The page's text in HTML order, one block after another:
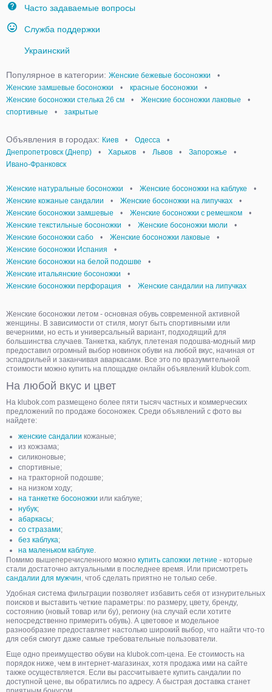
Часто задаваемые вопросы
Служба поддержки
Украинский
Популярное в категории: Женские бежевые босоножки
•
Женские замшевые босоножки
• красные босоножки
•
Женские босоножки стелька 26 см
• Женские босоножки лаковые
•
спортивные
• закрытые
Объявления в городах: Киев • Одесса
•
Днепропетровск (Днепр)
• Харьков • Львов • Запорожье
•
Ивано-Франковск
Женские натуральные босоножки • Женские босоножки на каблуке
•
Женские кожаные сандалии
• Женские босоножки на липучках
•
Женские босоножки замшевые
• Женские босоножки с ремешком
•
Женские текстильные босоножки
• Женские босоножки мюли
•
Женские босоножки сабо
• Женские босоножки лаковые
•
Женские босоножки Испания
•
Женские босоножки на белой подошве
•
Женские итальянские босоножки
•
Женские босоножки перфорация
• Женские сандалии на липучках
Женские босоножки летом - основная обувь современной активной
женщины. В зависимости от стиля, могут быть спортивными или
вечерними, но есть и универсальный вариант, подходящий для
большинства случаев. Танкетка, каблук, плетеная подошва-модный мир
предоставил огромный выбор новинок обуви на любой вкус, начиная от
эспадрильей и заканчивая аваркасами. Все это по вразумительной
стоимости можно купить на площадке онлайн объявлений klubok.com.
На любой вкус и цвет
На klubok.com размещено более пяти тысяч частных и коммерческих
предложений по продаже босоножек. Среди объявлений с фото вы
найдете:
женские сандалии кожаные;
из кожзама;
силиконовые;
спортивные;
на тракторной подошве;
на низком ходу;
на танкетке босоножки или каблуке;
нубук;
абаркасы;
со стразами;
без каблука;
на маленьком каблуке.
Помимо вышеперечисленного можно купить сапожки летние - которые
стали достаточно актуальными в последнее время. Или присмотреть
сандалии для мужчин, чтоб сделать приятно не только себе.
Удобная система фильтрации позволяет избавить себя от изнурительных
поисков и выставить четкие параметры: по размеру, цвету, бренду,
состоянию (новый товар или бу), региону (на случай если хотите
непосредственно примерить обувь). А цветовое и модельное
разнообразие предоставляет настолько широкий выбор, что найти что-то
для себя смогут даже самые требовательные пользователи.
Еще одно преимущество обуви на klubok.com-цена. Ее стоимость на
порядок ниже, чем в интернет-магазинах, хотя продажа ими на сайте
также осуществляется. Если вы рассчитываете купить сандалии по
доступной цене, вы обратились по адресу. А быстрая доставка станет